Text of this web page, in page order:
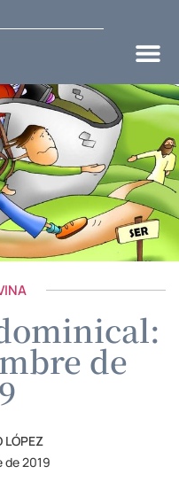
de
LÓPEZ
de 2019